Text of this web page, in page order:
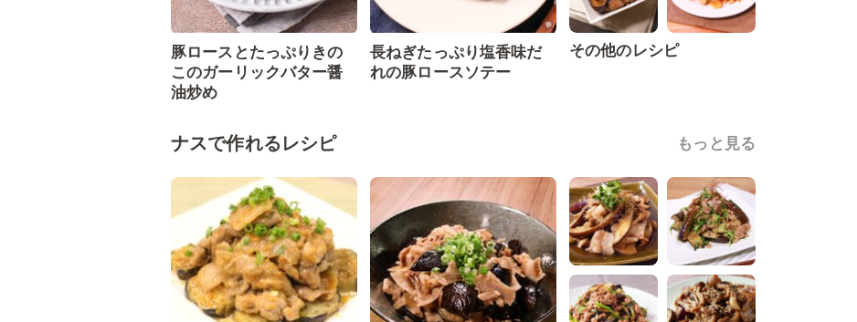
豚ロースとたっぷりきの
このガーリックバター醤
油炒め
長ねぎたっぷり塩香味だ
れの豚ロースソテー
その他のレシピ
ナスで作れるレシピ もっと見る